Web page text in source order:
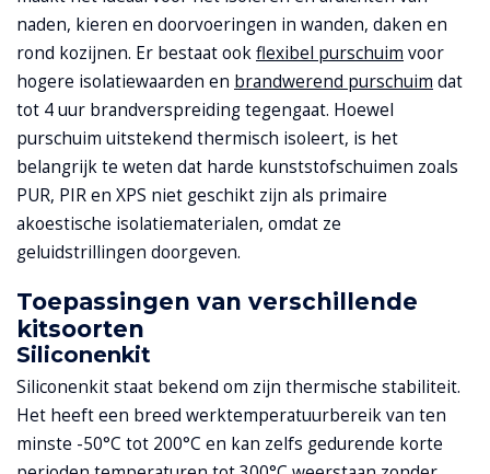
naden, kieren en doorvoeringen in wanden, daken en
rond kozijnen. Er bestaat ookflexibel purschuim voor
hogere isolatiewaarden en brandwerend purschuim dat
tot 4 uur brandverspreiding tegengaat. Hoewel
purschuim uitstekend thermisch isoleert, is het
belangrijk te weten dat harde kunststofschuimen zoals
PUR, PIR en XPS niet geschikt zijn als primaire
akoestische isolatiematerialen, omdat ze
geluidstrillingen doorgeven.
Toepassingen van verschillende
kitsoorten
Siliconenkit
Siliconenkit staat bekend om zijn thermische stabiliteit.
Het heeft een breed werktemperatuurbereik van ten
minste -50°C tot 200°C en kan zelfs gedurende korte